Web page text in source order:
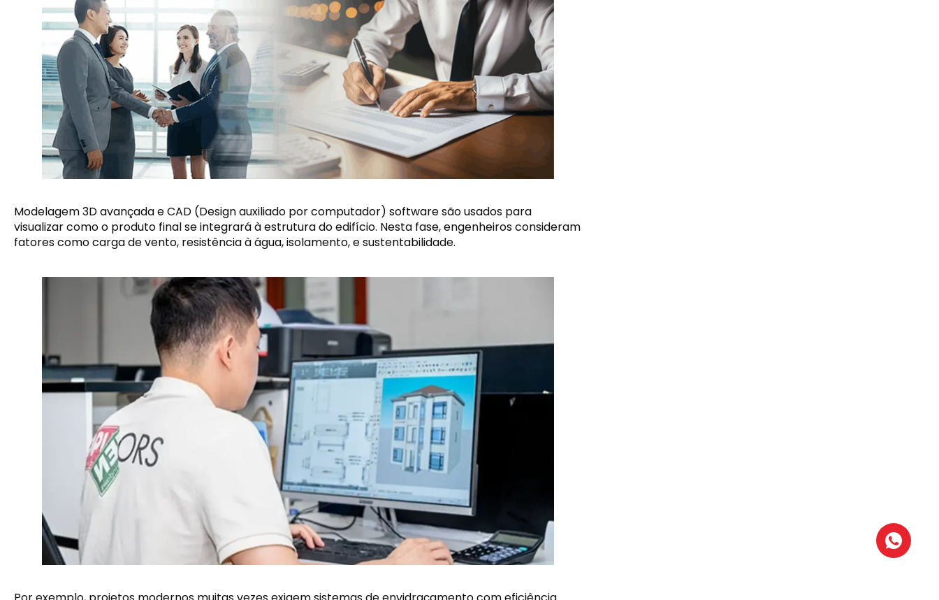
Modelagem 3D avançada e CAD (Design auxiliado por computador) software são usados ​​para
visualizar como o produto final se integrará à estrutura do edifício. Nesta fase, engenheiros consideram
fatores como carga de vento, resistência à água, isolamento, e sustentabilidade.